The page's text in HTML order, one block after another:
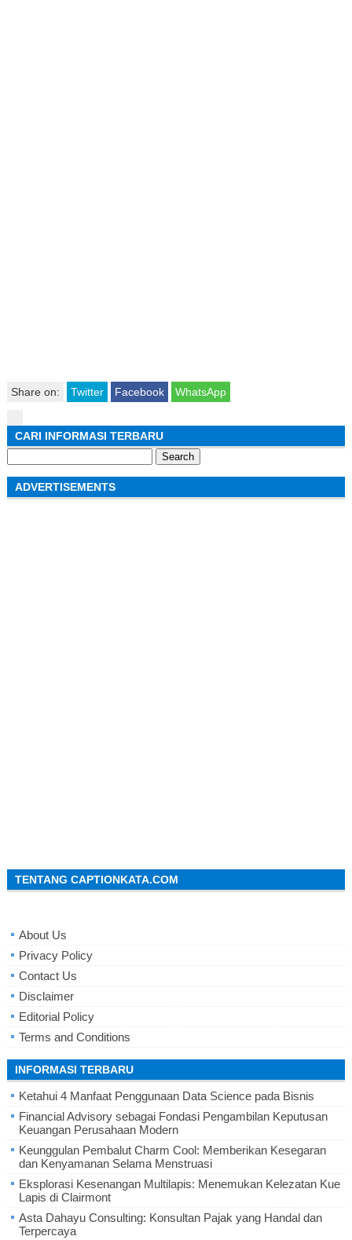
Share on: Twitter Facebook WhatsApp
CARI INFORMASI TERBARU
for:
ADVERTISEMENTS
TENTANG CAPTIONKATA.COM
About Us
Privacy Policy
Contact Us
Disclaimer
Editorial Policy
Terms and Conditions
INFORMASI TERBARU
Ketahui 4 Manfaat Penggunaan Data Science pada Bisnis
Financial Advisory sebagai Fondasi Pengambilan Keputusan
Keuangan Perusahaan Modern
Keunggulan Pembalut Charm Cool: Memberikan Kesegaran
dan Kenyamanan Selama Menstruasi
Eksplorasi Kesenangan Multilapis: Menemukan Kelezatan Kue
Lapis di Clairmont
Asta Dahayu Consulting: Konsultan Pajak yang Handal dan
Terpercaya